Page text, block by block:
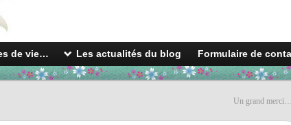
de vie… Les actualités du blog Formulaire de
Un grand merci…